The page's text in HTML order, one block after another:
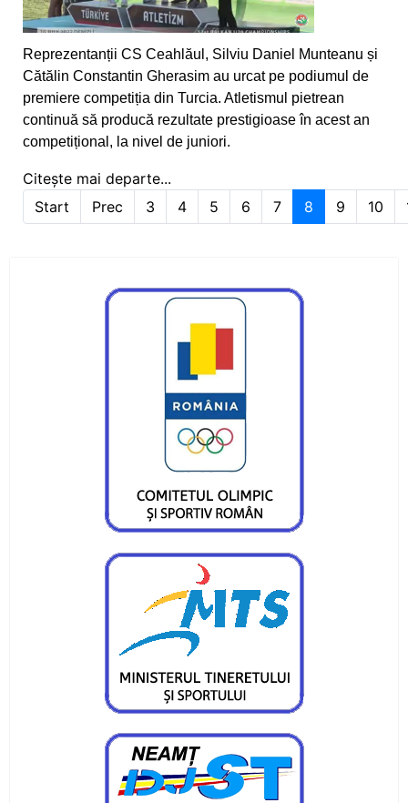
Silviu Munteanu aspira la finala probei de 60 de
metri
Flotila pietreana de la CS Ceahlaul - LPS,
medaliata la Orsova si la Iasi
Diana Tiganasu si Daniel Munteanu s-au
calificat pentru Campionatul Balcanic
Prioritatile canotorilor pietreni
Primele medalii ale canotorilor pietreni în
Curs festiv pentru sportivii noștri de la LPS
Piatra Neamț
Mihai Mihuț visează la Jocurile Olimpice din
Irina Bordeanu - la „EURO”, Noemi Bordeanu –
Laura Pal: „2019 va fi «un an de aur“
Horia Șerban: „Mă simt mândru, dar nu diferit
de colegii mei“
Sportivul anului, antrenorul anului, clubul anului
Spre medalie la Putna
Reprezentanții CS Ceahlăul, Silviu Daniel Munteanu și
Cătălin Constantin Gherasim au urcat pe podiumul de
premiere competiția din Turcia. Atletismul pietrean
continuă să producă rezultate prestigioase în acest an
competițional, la nivel de juniori.
Citește mai departe...
Pagina 8 din 29
Start Prec 3 4 5 6 7 8 9 10